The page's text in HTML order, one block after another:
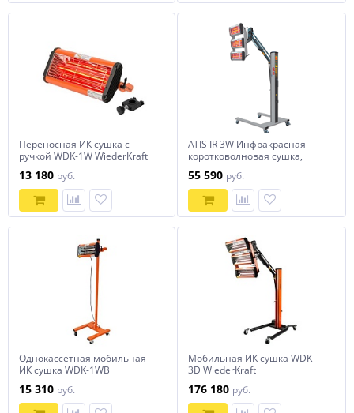
Переносная ИК сушка с
ручкой WDK-1W WiederKraft
13 180 руб.
ATIS IR 3W Инфракрасная
коротковолновая сушка,
55 590 руб.
Однокассетная мобильная
ИК сушка WDK-1WB
15 310 руб.
Мобильная ИК сушка WDK-
3D WiederKraft
176 180 руб.